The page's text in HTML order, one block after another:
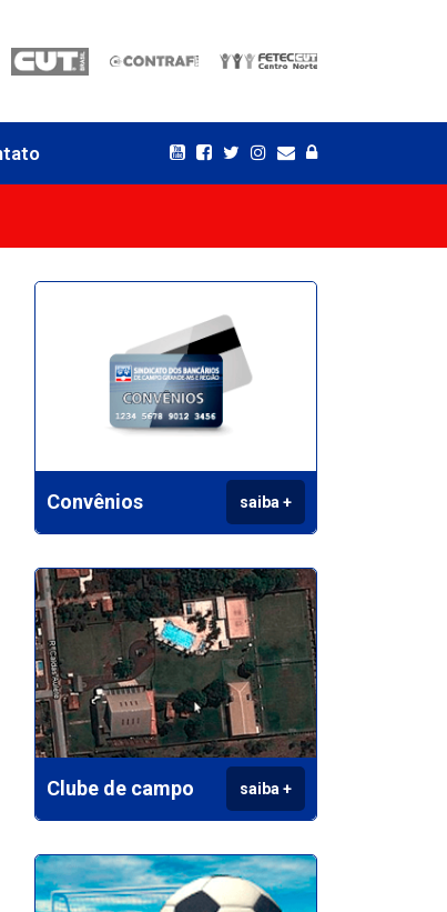
Convênios saiba +
Clube de campo saiba +